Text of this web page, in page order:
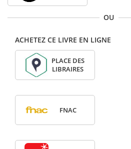
OU
ACHETEZ CE LIVRE EN LIGNE
PLACE DES
LIBRAIRES
FNAC